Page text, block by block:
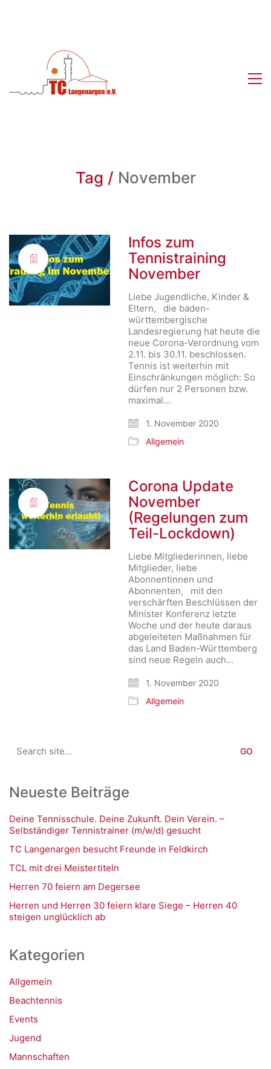
Tag / November
Infos zum
Tennistraining
November
Liebe Jugendliche, Kinder &
Eltern, die baden-
württembergische
Landesregierung hat heute die
neue Corona-Verordnung vom
2.11. bis 30.11. beschlossen.
Tennis ist weiterhin mit
Einschränkungen möglich: So
dürfen nur 2 Personen bzw.
maximal…
1. November 2020
Allgemein
Corona Update
November
(Regelungen zum
Teil-Lockdown)
Liebe Mitgliederinnen, liebe
Mitglieder, liebe
Abonnentinnen und
Abonnenten, mit den
verschärften Beschlüssen der
Minister Konferenz letzte
Woche und der heute daraus
abgeleiteten Maßnahmen für
das Land Baden-Württemberg
sind neue Regeln auch…
1. November 2020
Allgemein
for:
Neueste Beiträge
Deine Tennisschule. Deine Zukunft. Dein Verein. –
Selbständiger Tennistrainer (m/w/d) gesucht
TC Langenargen besucht Freunde in Feldkirch
TCL mit drei Meistertiteln
Herren 70 feiern am Degersee
Herren und Herren 30 feiern klare Siege – Herren 40
steigen unglücklich ab
Kategorien
Allgemein
Beachtennis
Events
Jugend
Mannschaften